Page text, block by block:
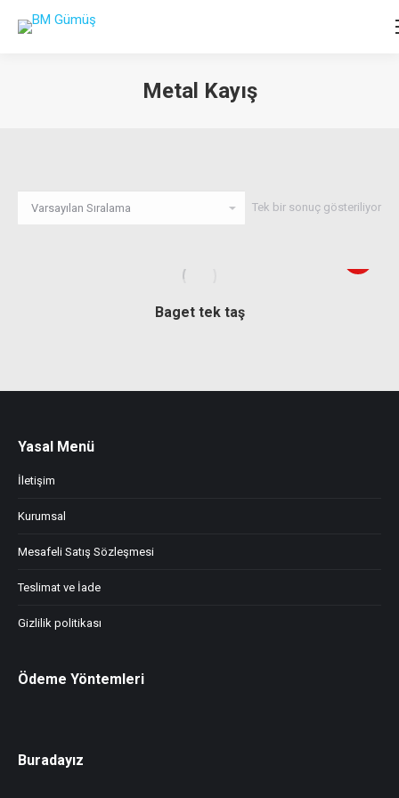
Metal Kayış
Tek bir sonuç gösteriliyor
Baget tek taş
Yasal Menü
İletişim
Kurumsal
Mesafeli Satış Sözleşmesi
Teslimat ve İade
Gizlilik politikası
Ödeme Yöntemleri
Buradayız